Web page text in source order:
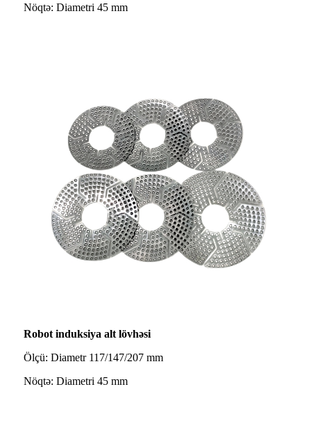
Nöqtə: Diametri 45 mm
Robot induksiya alt lövhəsi
Ölçü: Diametr 117/147/207 mm
Nöqtə: Diametri 45 mm